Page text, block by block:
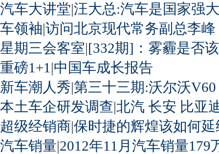
汽车大讲堂|汪大总:汽车是国家强
车领袖|访问北京现代常务副总李峰
星期三会客室|[332期]：雾霾是否
重磅1+1 |中国车成长报告
新车潮人秀|第三十三期:沃尔沃
本土车企研发调查|北汽 长安 比亚
超级经销商|保时捷的辉煌该如何延
汽车销量|2012年11月汽车销量179